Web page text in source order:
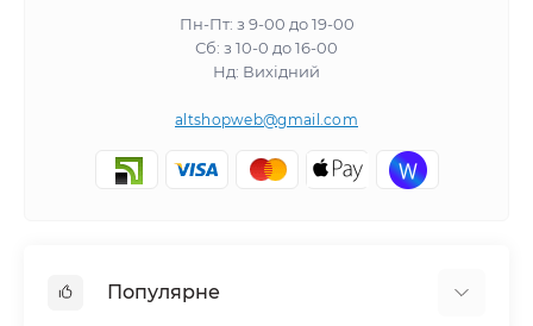
Пн-Пт: з 9-00 до 19-00
Сб: з 10-0 до 16-00
Нд: Вихідний
altshopweb@gmail.com
Популярне